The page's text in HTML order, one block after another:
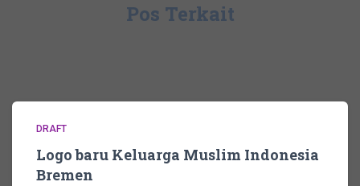
Pos Terkait
DRAFT
Logo baru Keluarga Muslim Indonesia
Bremen